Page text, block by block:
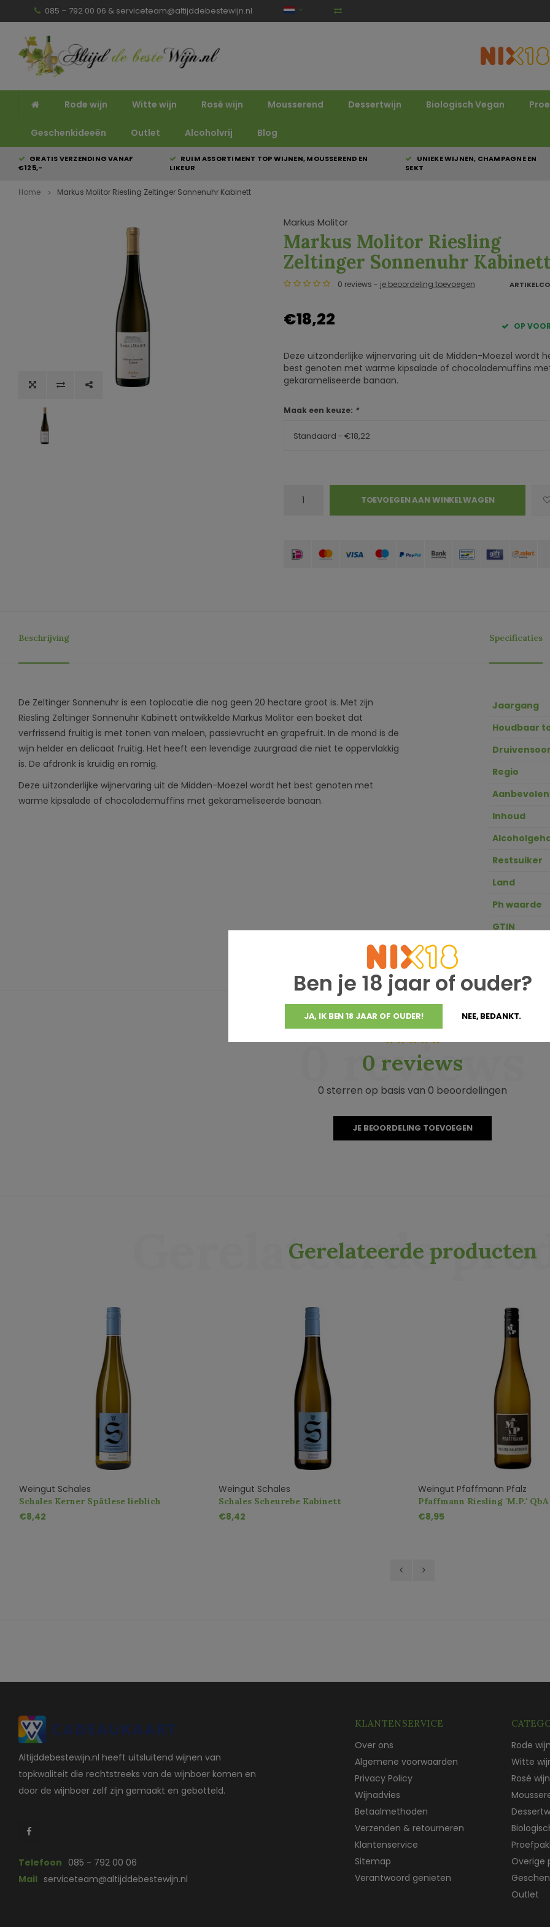
085 – 792 00 06 & serviceteam@altijddebestewijn.nl
Rode wijn Witte wijn Rosé wijn Mousserend Dessertwijn Biologisch Vegan
Geschenkideeën Outlet Alcoholvrij Blog
GRATIS VERZENDING VANAF
€125,-
RUIM ASSORTIMENT TOP WIJNEN, MOUSSEREND EN
LIKEUR
UNIEKE WIJNEN, CHAMPAGNE EN
SEKT
Ben je 18 jaar of ouder?
JA, IK BEN 18 JAAR OF OUDER! NEE, BEDANKT.
Home Markus Molitor Riesling Zeltinger Sonnenuhr Kabinett
Markus Molitor
Markus Molitor Riesling
Zeltinger Sonnenuhr
0 reviews - je beoordeling toevoegen
€18,22 OP
Deze uitzonderlijke wijnervaring uit de Midden-Moezel wordt
best genoten met warme kipsalade of chocolademuffins
gekarameliseerde banaan.
Maak een keuze: *
Standaard - €18,22
TOEVOEGEN AAN WINKELWAGEN
Beschrijving Specificaties
De Zeltinger Sonnenuhr is een toplocatie die nog geen 20 hectare groot is. Met zijn
Riesling Zeltinger Sonnenuhr Kabinett ontwikkelde Markus Molitor een boeket dat
verfrissend fruitig is met tonen van meloen, passievrucht en grapefruit. In de mond is de
wijn helder en delicaat fruitig. Het heeft een levendige zuurgraad die niet te oppervlakkig
is. De afdronk is kruidig ​​en romig.
Deze uitzonderlijke wijnervaring uit de Midden-Moezel wordt het best genoten met
warme kipsalade of chocolademuffins met gekarameliseerde banaan.
Jaargang
Houdbaar
Regio
Inhoud
Restsuiker
Land
Ph waarde
GTIN
0 reviews
0 reviews
0 sterren op basis van 0 beoordelingen
JE BEOORDELING TOEVOEGEN
Gerelateerde producten
Gerelateerde
Weingut Schales
Schales Kerner Spätlese lieblich
€8,42
Weingut Schales
Schales Scheurebe Kabinett
€8,42
Weingut Pfaffmann Pfalz
Pfaffmann Riesling 'M.P.'
€8,95
Altijddebestewijn.nl heeft uitsluitend wijnen van
topkwaliteit die rechtstreeks van de wijnboer komen en
door de wijnboer zelf zijn gemaakt en gebotteld.
Telefoon 085 - 792 00 06
Mail serviceteam@altijddebestewijn.nl
KLANTENSERVICE
Over ons
Algemene voorwaarden
Privacy Policy
Wijnadvies
Betaalmethoden
Verzenden & retourneren
Klantenservice
Sitemap
Verantwoord genieten
Rode wijn
Witte
Rosé wijn
Overige
Outlet